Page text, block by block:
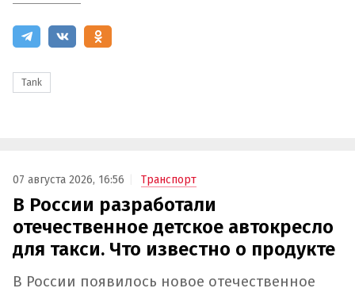
Tank
07 августа 2026, 16:56 Транспорт
В России разработали
отечественное детское автокресло
для такси. Что известно о продукте
В России появилось новое отечественное